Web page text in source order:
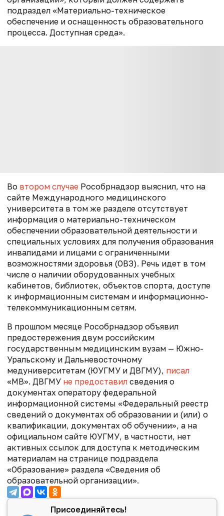
подраздел «Материально-техническое
обеспечение и оснащенность образовательного
процесса. Доступная среда».
Во втором случае Рособрнадзор выяснил, что на
сайте Международного медицинского
университета в том же разделе отсутствует
информация о материально-техническом
обеспечении образовательной деятельности и
специальных условиях для получения образования
инвалидами и лицами с ограниченными
возможностями здоровья (ОВЗ). Речь идет в том
числе о наличии оборудованных учебных
кабинетов, библиотек, объектов спорта, доступе
к информационным системам и информационно-
телекоммуникационным сетям.
В прошлом месяце Рособрнадзор объявил
предостережения двум российским
государственным медицинским вузам — Южно-
Уральскому и Дальневосточному
медуниверситетам (ЮУГМУ и ДВГМУ), писал
«МВ». ДВГМУ не предоставил сведения о
документах оператору федеральной
информационной системы «Федеральный реестр
сведений о документах об образовании и (или) о
квалификации, документах об обучении», а на
официальном сайте ЮУГМУ, в частности, нет
активных ссылок для доступа к методическим
материалам на странице подраздела
«Образование» раздела «Сведения об
образовательной организации».
Присоединяйтесь!